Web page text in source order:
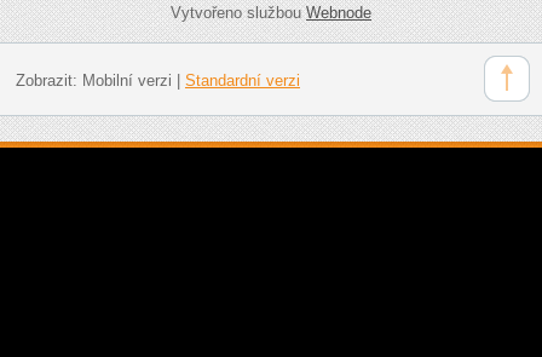
Vytvořeno službouWebnode
Zobrazit: Mobilní verzi Standardní verzi